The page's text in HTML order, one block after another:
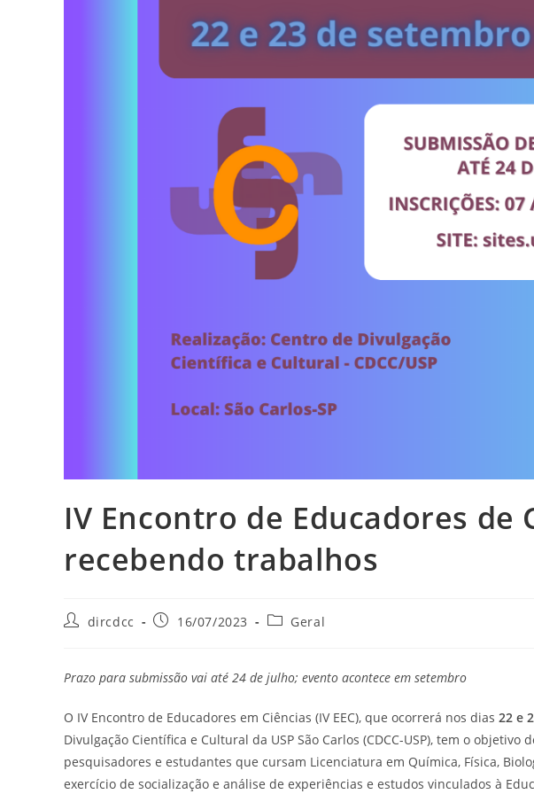
IV Encontro de Educadores de
recebendo trabalhos
dircdcc 16/07/2023 Geral
Prazo para submissão vai até 24 de julho; evento acontece em setembro
O IV Encontro de Educadores em Ciências (IV EEC), que ocorrerá nos dias 22 e
Divulgação Científica e Cultural da USP São Carlos (CDCC-USP), tem o
pesquisadores e estudantes que cursam Licenciatura em Química, Física,
exercício de socialização e análise de experiências e estudos vinculados à